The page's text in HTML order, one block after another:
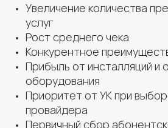
Увеличение количества
услуг
Рост среднего чека
Конкурентное
Прибыль от инсталляций и
оборудования
Приоритет от УК при
провайдера
Первичный сбор